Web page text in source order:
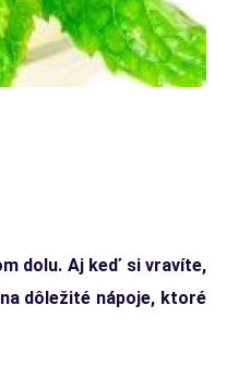
dolu. Aj keď si vravíte,
dôležité nápoje, ktoré